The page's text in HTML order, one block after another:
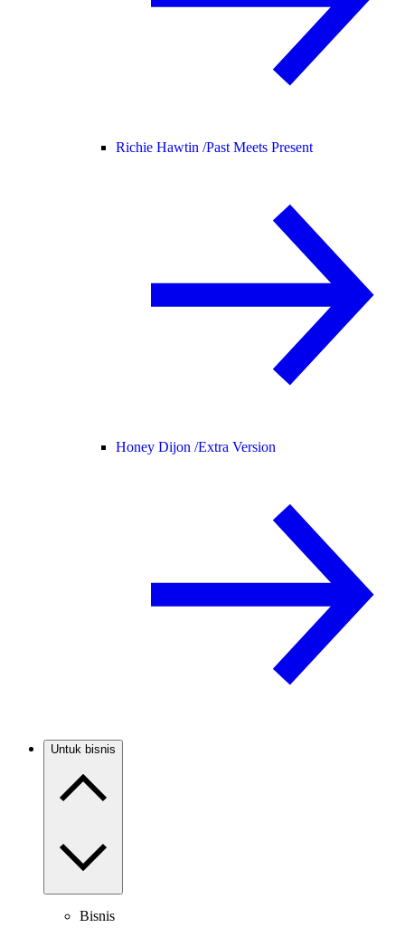
Richie Hawtin /Past Meets Present
Honey Dijon /Extra Version
Untuk bisnis
Bisnis